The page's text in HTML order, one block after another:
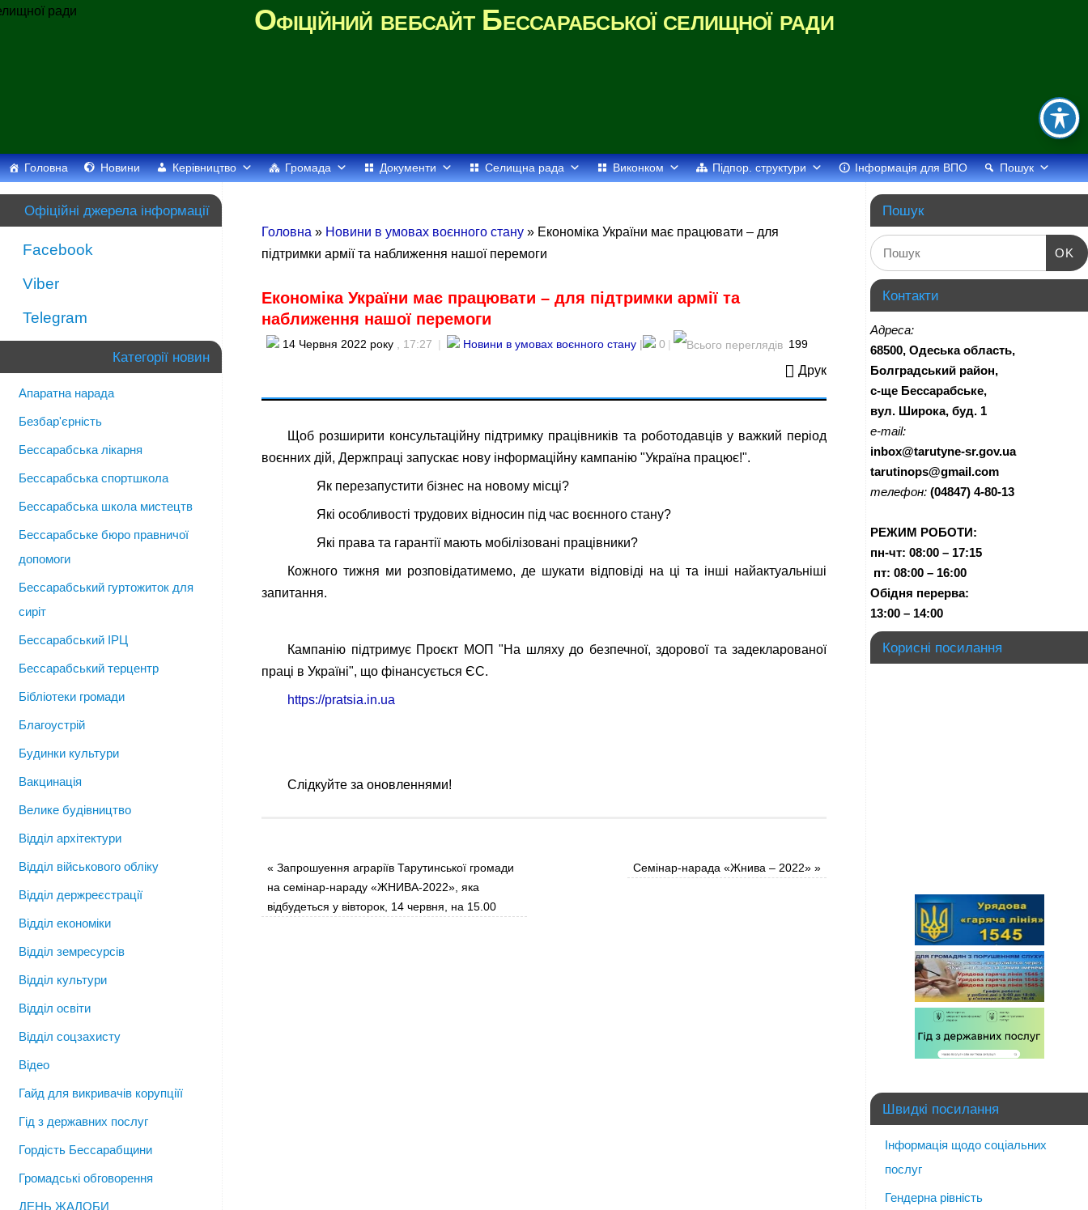
Офіційний вебсайт Бессарабської селищної ради
Головна Новини Керівництво Громада Документи Селищна рада Виконком Підпор. структури Інформація для ВПО Пошук
Головна » Новини в умовах воєнного стану » Економіка України має працювати – для
підтримки армії та наближення нашої перемоги
Економіка України має працювати – для підтримки армії та
наближення нашої перемоги
14 Червня 2022 року , 17:27 | Новини в умовах воєнного стану | 0 | 199
Друк
Щоб розширити консультаційну підтримку працівників та роботодавців у важкий період
воєнних дій, Держпраці запускає нову інформаційну кампанію "Україна працює!".
Як перезапустити бізнес на новому місці?
Які особливості трудових відносин під час воєнного стану?
Які права та гарантії мають мобілізовані працівники?
Кожного тижня ми розповідатимемо, де шукати відповіді на ці та інші найактуальніші
запитання.
Кампанію підтримує Проєкт МОП "На шляху до безпечної, здорової та задекларованої
праці в Україні", що фінансується ЄС.
https://pratsia.in.ua
Слідкуйте за оновленнями!
« Запрошуення аграріїв Тарутинської громади
на семінар-нараду «ЖНИВА-2022», яка
відбудеться у вівторок, 14 червня, на 15.00
Семінар-нарада «Жнива – 2022»»
Офіційні джерела інформації
Facebook
Viber
Telegram
Категорії новин
Апаратна нарада
Безбар'єрність
Бессарабська лікарня
Бессарабська спортшкола
Бессарабська школа мистецтв
Бессарабське бюро правничої
допомоги
Бессарабський гуртожиток для
сиріт
Бессарабський ІРЦ
Бессарабський терцентр
Бібліотеки громади
Благоустрій
Будинки культури
Вакцинація
Велике будівництво
Відділ архітектури
Відділ військового обліку
Відділ держреєстрації
Відділ економіки
Відділ земресурсів
Відділ культури
Відділ освіти
Відділ соцзахисту
Відео
Гайд для викривачів корупціїї
Гід з державних послуг
Гордість Бессарабщини
Громадські обговорення
ДЕНЬ ЖАЛОБИ
Пошук
OK
Контакти
Адреса:
68500, Одеська область,
Болградський район,
с-ще Бессарабське,
вул. Широка, буд. 1
e-mail:
inbox@tarutyne-sr.gov.ua
tarutinops@gmail.com
телефон: (04847) 4-80-13
РЕЖИМ РОБОТИ:
пн-чт: 08:00 – 17:15
пт: 08:00 – 16:00
Обідня перерва:
13:00 – 14:00
Корисні посилання
Швидкі посилання
Інформація щодо соціальних
послуг
Гендерна рівність